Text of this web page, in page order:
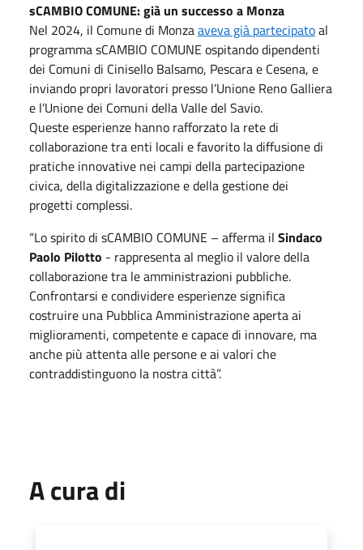
sCAMBIO COMUNE: già un successo a Monza
Nel 2024, il Comune di Monzaaveva già partecipatoal
programma sCAMBIO COMUNE ospitando dipendenti
dei Comuni di Cinisello Balsamo, Pescara e Cesena, e
inviando propri lavoratori presso l’Unione Reno Galliera
e l’Unione dei Comuni della Valle del Savio.
Queste esperienze hanno rafforzato la rete di
collaborazione tra enti locali e favorito la diffusione di
pratiche innovative nei campi della partecipazione
civica, della digitalizzazione e della gestione dei
progetti complessi.
“Lo spirito di sCAMBIO COMUNE – afferma il Sindaco
Paolo Pilotto - rappresenta al meglio il valore della
collaborazione tra le amministrazioni pubbliche.
Confrontarsi e condividere esperienze significa
costruire una Pubblica Amministrazione aperta ai
miglioramenti, competente e capace di innovare, ma
anche più attenta alle persone e ai valori che
contraddistinguono la nostra città”.
A cura di